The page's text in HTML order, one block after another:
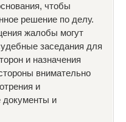
чтобы
решение по делу.
жалобы могут
заседания для
и назначения
внимательно
и
документы и